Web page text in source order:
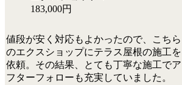
183,000円
値段が安く対応もよかったので、こちら
のエクスショップにテラス屋根の施工を
依頼。その結果、とても丁寧な施工でア
フターフォローも充実していました。